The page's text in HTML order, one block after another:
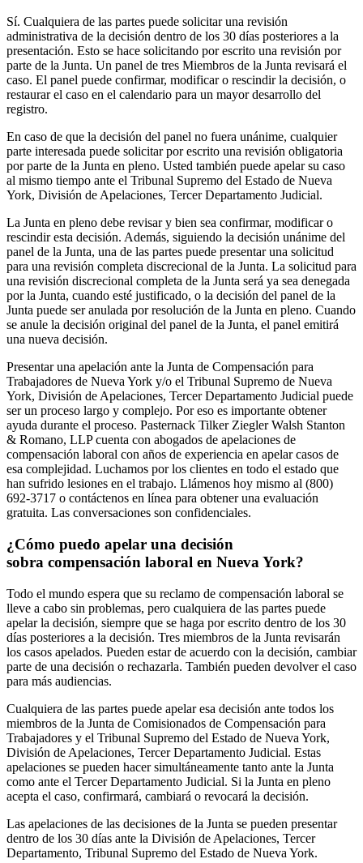
Sí. Cualquiera de las partes puede solicitar una revisión
administrativa de la decisión dentro de los 30 días posteriores a la
presentación. Esto se hace solicitando por escrito una revisión por
parte de la Junta. Un panel de tres Miembros de la Junta revisará el
caso. El panel puede confirmar, modificar o rescindir la decisión, o
restaurar el caso en el calendario para un mayor desarrollo del
registro.
En caso de que la decisión del panel no fuera unánime, cualquier
parte interesada puede solicitar por escrito una revisión obligatoria
por parte de la Junta en pleno. Usted también puede apelar su caso
al mismo tiempo ante el Tribunal Supremo del Estado de Nueva
York, División de Apelaciones, Tercer Departamento Judicial.
La Junta en pleno debe revisar y bien sea confirmar, modificar o
rescindir esta decisión. Además, siguiendo la decisión unánime del
panel de la Junta, una de las partes puede presentar una solicitud
para una revisión completa discrecional de la Junta. La solicitud para
una revisión discrecional completa de la Junta será ya sea denegada
por la Junta, cuando esté justificado, o la decisión del panel de la
Junta puede ser anulada por resolución de la Junta en pleno. Cuando
se anule la decisión original del panel de la Junta, el panel emitirá
una nueva decisión.
Presentar una apelación ante la Junta de Compensación para
Trabajadores de Nueva York y/o el Tribunal Supremo de Nueva
York, División de Apelaciones, Tercer Departamento Judicial puede
ser un proceso largo y complejo. Por eso es importante obtener
ayuda durante el proceso. Pasternack Tilker Ziegler Walsh Stanton
& Romano, LLP cuenta con abogados de apelaciones de
compensación laboral con años de experiencia en apelar casos de
esa complejidad. Luchamos por los clientes en todo el estado que
han sufrido lesiones en el trabajo. Llámenos hoy mismo al (800)
692-3717 o contáctenos en línea para obtener una evaluación
gratuita. Las conversaciones son confidenciales.
¿Cómo puedo apelar una decisión
sobra compensación laboral en Nueva York?
Todo el mundo espera que su reclamo de compensación laboral se
lleve a cabo sin problemas, pero cualquiera de las partes puede
apelar la decisión, siempre que se haga por escrito dentro de los 30
días posteriores a la decisión. Tres miembros de la Junta revisarán
los casos apelados. Pueden estar de acuerdo con la decisión, cambiar
parte de una decisión o rechazarla. También pueden devolver el caso
para más audiencias.
Cualquiera de las partes puede apelar esa decisión ante todos los
miembros de la Junta de Comisionados de Compensación para
Trabajadores y el Tribunal Supremo del Estado de Nueva York,
División de Apelaciones, Tercer Departamento Judicial. Estas
apelaciones se pueden hacer simultáneamente tanto ante la Junta
como ante el Tercer Departamento Judicial. Si la Junta en pleno
acepta el caso, confirmará, cambiará o revocará la decisión.
Las apelaciones de las decisiones de la Junta se pueden presentar
dentro de los 30 días ante la División de Apelaciones, Tercer
Departamento, Tribunal Supremo del Estado de Nueva York.